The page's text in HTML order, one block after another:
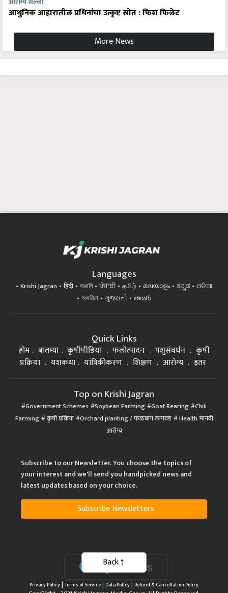
आधुनिक आहारातील प्रथिनांचा उत्कृष्ट स्रोत : फिश फिलेट
More News
Languages
Krishi Jagran हिंदी বাঙালি ਪੰਜਾਬੀ தமிழ் മലയാളം ಕನ್ನಡ
ଓଡିଆ
অসমীয়া
ગુજરાતી తెలుగు
Quick Links
होम बातम्या कृषीपीडिया फलोत्पादन पशुसंवर्धन
कृषी
प्रक्रिया
यशकथा यांत्रिकीकरण शिक्षण आरोग्य इतर
Top on Krishi Jagran
Government Schemes Soybean Farming Goat Rearing Chili
Farming कृषी प्रक्रिया Orchard planting / फळबाग लागवड Health मानवी
आरोग्य
Subscribe to our Newsletter. You choose the topics of
your interest and we'll send you handpicked news and
latest updates based on your choice.
Subscribe Newsletters
Privacy Policy| Terms of Service| Data Policy| Refund & Cancellation Policy
Back